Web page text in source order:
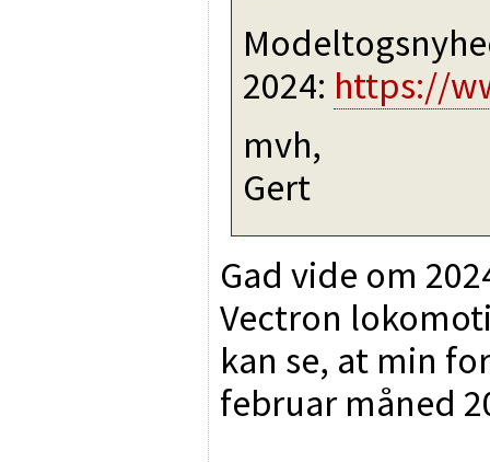
2024: https://
mvh,
Gert
Gad vide om
Vectron
kan se, at min
februar måned